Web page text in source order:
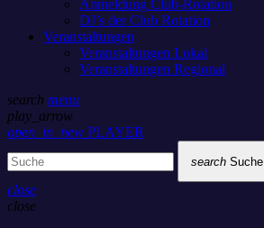
Anmeldung Club-Rotation
DJ’s der Club Rotation
Veranstaltungen
Veranstaltungen Lokal
Veranstaltungen Regional
search menu
play_arrow
open_in_new PLAYER
search Suche
close
close